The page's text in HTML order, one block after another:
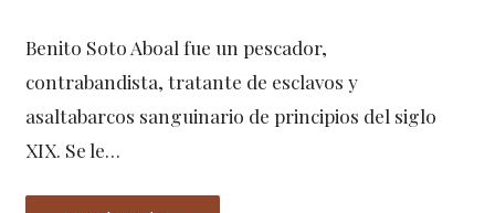
Benito Soto Aboal fue un pescador,
contrabandista, tratante de esclavos y
asaltabarcos sanguinario de principios del siglo
XIX. Se le…